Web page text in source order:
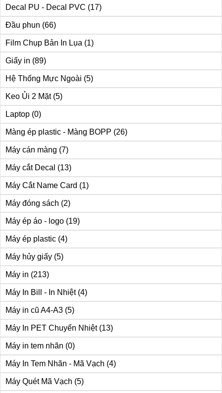
Decal PU - Decal PVC (17)
Đầu phun (66)
Film Chụp Bản In Lụa (1)
Giấy in (89)
Hệ Thống Mực Ngoài (5)
Keo Ủi 2 Mặt (5)
Laptop (0)
Màng ép plastic - Màng BOPP (26)
Máy cán màng (7)
Máy cắt Decal (13)
Máy Cắt Name Card (1)
Máy đóng sách (2)
Máy ép áo - logo (19)
Máy ép plastic (4)
Máy hủy giấy (5)
Máy in (213)
Máy In Bill - In Nhiệt (4)
Máy in cũ A4-A3 (5)
Máy In PET Chuyển Nhiệt (13)
Máy in tem nhãn (0)
Máy In Tem Nhãn - Mã Vạch (4)
Máy Quét Mã Vạch (5)